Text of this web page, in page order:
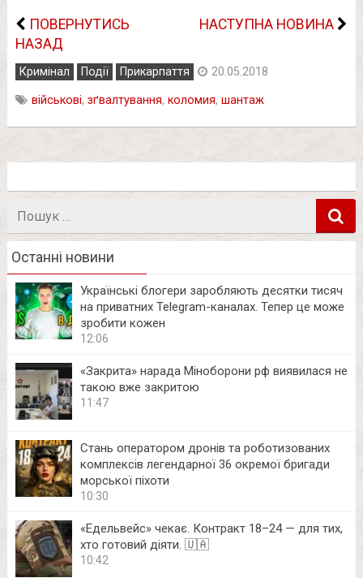
ПОВЕРНУТИСЬ
НАЗАД
НАСТУПНА НОВИНА
Кримінал Події Прикарпаття 20.05.2018
військові, зґвалтування, коломия, шантаж
Останні новини
Українські блогери заробляють десятки тисяч
на приватних Telegram-каналах. Тепер це може
зробити кожен
12:06
«Закрита» нарада Міноборони рф виявилася не
такою вже закритою
11:47
Стань оператором дронів та роботизованих
комплексів легендарної 36 окремої бригади
морської піхоти
10:30
«Едельвейс» чекає. Контракт 18–24 — для тих,
хто готовий діяти. 🇺🇦
10:42